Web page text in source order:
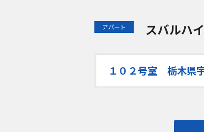
アパート スバルハ
１０２号室 栃木県